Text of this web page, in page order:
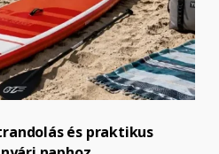
és praktikus